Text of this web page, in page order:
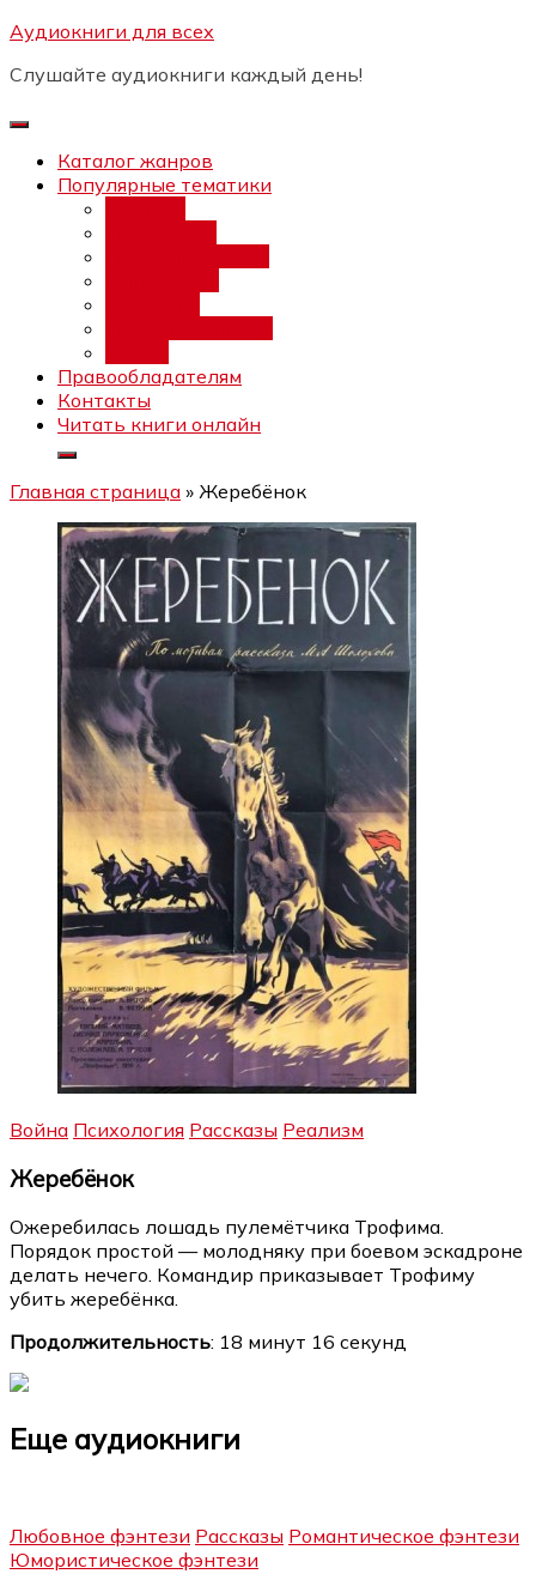
Перейти
содержимому
Аудиокниги для всех
Слушайте аудиокниги каждый день!
Каталог жанров
Популярные тематики
Правообладателям
Контакты
Читать книги онлайн
Главная страница » Жеребёнок
Война Психология Рассказы Реализм
Жеребёнок
Ожеребилась лошадь пулемётчика Трофима.
Порядок простой — молодняку при боевом эскадроне
делать нечего. Командир приказывает Трофиму
убить жеребёнка.
Продолжительность: 18 минут 16 секунд
Еще аудиокниги
Любовное фэнтези Рассказы Романтическое фэнтези
Юмористическое фэнтези
Бесплатный интенсив:
каналов"